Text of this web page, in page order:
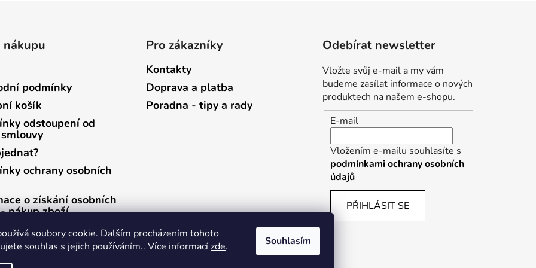
soubory cookie. Dalším procházením tohoto
souhlas s jejich používáním.. Více informacízde. Souhlasím
nákupu
podmínky
košík
odstoupení od
ochrany osobních
o získání osobních
nákup zboží
o získání osobních
zasílání newsletterů
Pro zákazníky
Kontakty
Doprava a platba
Poradna - tipy a rady
Odebírat newsletter
Vložte svůj e-mail a my vám
budeme zasílat informace o nových
produktech na našem e-shopu.
E-mail
Vložením e-mailu souhlasíte s
podmínkami ochrany osobních
údajů
PŘIHLÁSIT SE